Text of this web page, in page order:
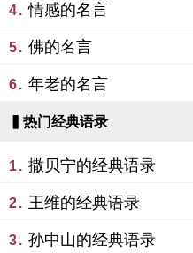
4. 情感的名言
5. 佛的名言
6. 年老的名言
▍热门经典语录
1. 撒贝宁的经典语录
2. 王维的经典语录
3. 孙中山的经典语录